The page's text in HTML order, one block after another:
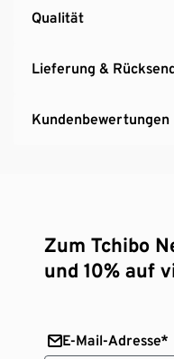
Qualität
Lieferung &
Kundenbewertungen
Zum Tchibo
und 10% auf
E-Mail-Adresse*